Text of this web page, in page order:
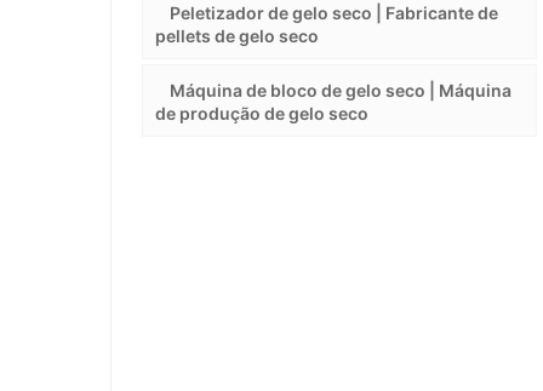
Peletizador de gelo seco | Fabricante de
pellets de gelo seco
Máquina de bloco de gelo seco | Máquina
de produção de gelo seco